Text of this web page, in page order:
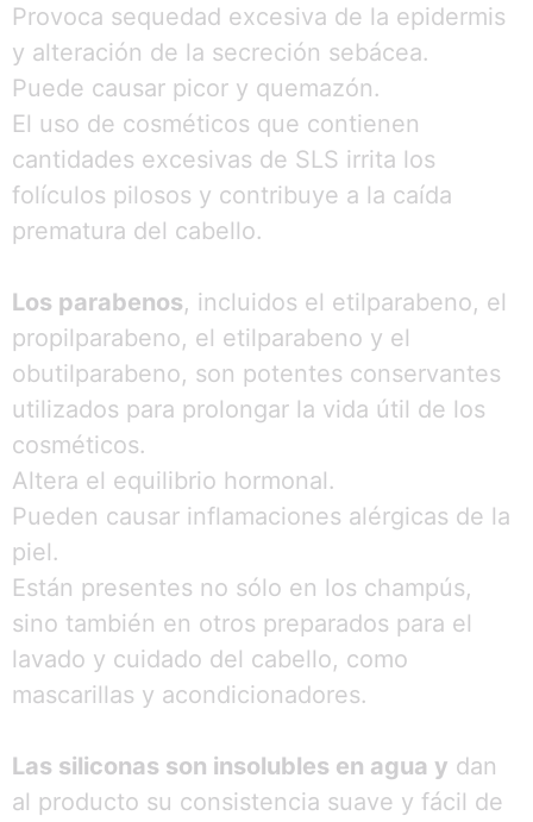
Provoca sequedad excesiva de la epidermis
y alteración de la secreción sebácea.
Puede causar picor y quemazón.
El uso de cosméticos que contienen
cantidades excesivas de SLS irrita los
folículos pilosos y contribuye a la caída
prematura del cabello.
Los parabenos, incluidos el etilparabeno, el
propilparabeno, el etilparabeno y el
obutilparabeno, son potentes conservantes
utilizados para prolongar la vida útil de los
cosméticos.
Altera el equilibrio hormonal.
Pueden causar inflamaciones alérgicas de la
piel.
Están presentes no sólo en los champús,
sino también en otros preparados para el
lavado y cuidado del cabello, como
mascarillas y acondicionadores.
Las siliconas son insolubles en agua y dan
al producto su consistencia suave y fácil de